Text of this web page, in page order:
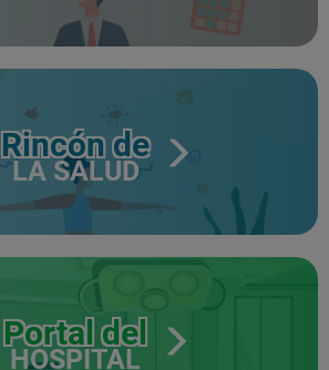
Rincón de
LA SALUD
Portal del
HOSPITAL